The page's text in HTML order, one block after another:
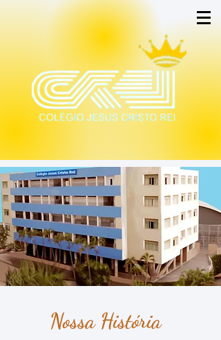
Nossa História